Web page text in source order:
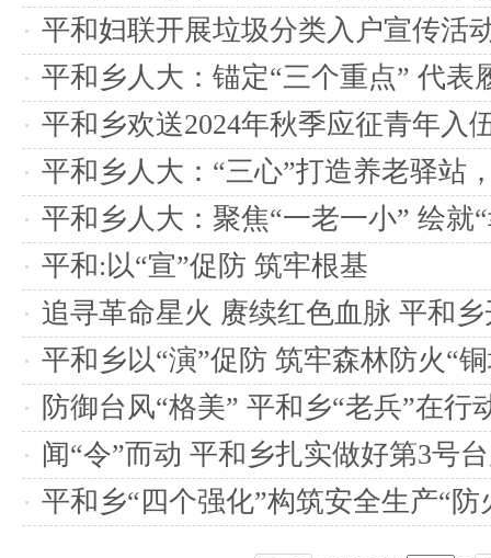
索“惠民增收”新模式
平和妇联开展垃圾分类入户宣传活
平和乡人大：锚定“三个重点” 代表
平和乡欢送2024年秋季应征青年入
平和乡人大：“三心”打造养老驿站
享“食”惠
平和乡人大：聚焦“一老一小” 绘就
平和:以“宣”促防 筑牢根基
追寻革命星火 赓续红色血脉 平和乡
访红色记忆活动
平和乡以“演”促防 筑牢森林防火“
防御台风“格美” 平和乡“老兵”在行
闻“令”而动 平和乡扎实做好第3号
工作
平和乡“四个强化”构筑安全生产“防